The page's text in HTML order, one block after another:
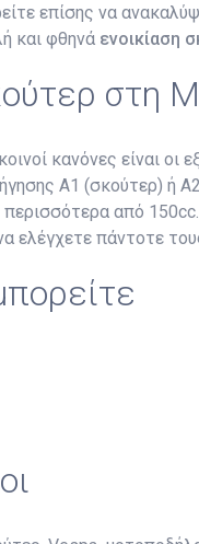
επίσης να
και φθηνά ενοικίαση
στη
κανόνες είναι οι
A1 (σκούτερ) ή
από
ελέγχετε πάντοτε